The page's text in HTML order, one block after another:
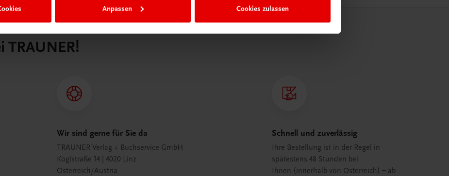
Anpassen Cookies zulassen
Wir sind gerne für Sie da
TRAUNER Verlag + Buchservice GmbH
Köglstraße 14 | 4020 Linz
Österreich/Austria
Schnell und zuverlässig
Ihre Bestellung ist in der Regel in
spätestens 48 Stunden bei
Ihnen (innerhalb von Österreich) – ab